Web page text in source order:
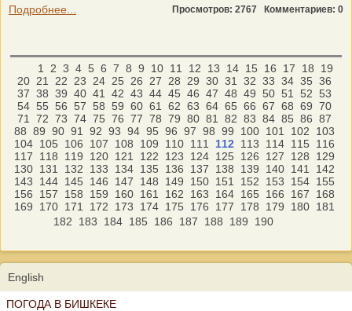
Подробнее...
Просмотров: 2767 Комментариев: 0
1 2 3 4 5 6 7 8 9 10 11 12 13 14 15 16 17 18
19
20 21 22 23 24 25 26 27 28 29 30 31 32 33 34 35 36
37 38 39 40 41 42 43 44 45 46 47 48 49 50 51 52 53
54 55 56 57 58 59 60 61 62 63 64 65 66 67 68 69 70
71
72 73 74 75 76 77 78 79 80 81 82 83 84 85 86 87
88 89 90 91 92 93 94 95 96 97 98 99 100 101 102
103
104 105 106 107 108 109 110 111 112 113 114 115
116
117
118 119 120 121 122 123 124 125 126 127 128
129
130 131 132 133 134 135 136 137 138 139 140 141
142
143
144 145 146 147 148 149 150 151 152 153 154 155
156
157 158 159 160 161 162 163 164 165 166 167
168
169
170 171 172 173 174 175 176 177 178 179 180 181
182
183 184 185 186 187 188 189 190
English
ПОГОДА В БИШКЕКЕ